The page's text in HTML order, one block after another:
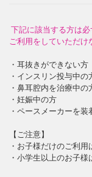
下記に該当する方は必
ご利用をしていただけ
・耳抜きができない方
・インスリン投与中の
・鼻耳腔内を治療中の
・妊娠中の方
・ペースメーカーを装
【ご注意】
・お子様だけのご利用
・小学生以上のお子様